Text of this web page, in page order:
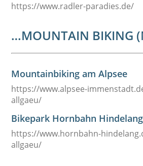
https://www.radler-paradies.de/
…MOUNTAIN BIKING
Mountainbiking am Alpsee
https://www.alpsee-
allgaeu/
Bikepark Hornbahn Hindelang
https://www.hornbahn-
allgaeu/